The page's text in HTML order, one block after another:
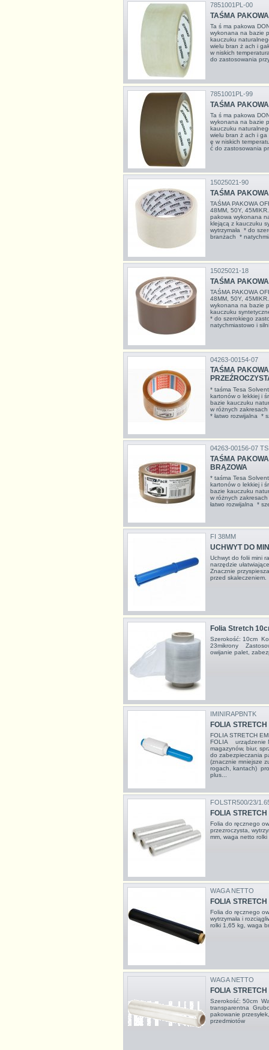
7851001PL-00
TAŚMA
Ta ś ma pakowa
wykonana na bazie
kauczuku
wielu bran ż ach i
w niskich
do zastosowania
7851001PL-99
TAŚMA
Ta ś ma pakowa
wykonana na bazie
kauczuku
wielu bran ż ach i
ę w niskich
ć do zastosowania
15025021-90
TAŚMA
TAŚMA PAKOWA
48MM, 50Y,
pakowa wykonana
klejącą z kauczuku
wytrzymała * do
branżach *
15025021-18
TAŚMA
TAŚMA PAKOWA
48MM, 50Y,
wykonana na bazie
kauczuku
* do szerokiego
natychmiastowo i
04263-00154-07
TAŚMA
* taśma Tesa
kartonów o lekkiej i
bazie kauczuku
w różnych
* łatwo rozwijalna *
04263-00156-07 TS
TAŚMA
BRĄZOWA
* taśma Tesa
kartonów o lekkiej i
bazie kauczuku
w różnych
łatwo rozwijalna *
FI 38MM
UCHWYT DO
Uchwyt do folii mini
narzędzie
Znacznie
przed
Folia Stretch
Szerokość: 10cm
23mikrony
owijanie palet,
IMINIRAPBNTK
FOLIA
FOLIA STRETCH
FOLIA urządzenie
magazynów, biur,
do zabezpieczania
(znacznie mniejsze
rogach, kantach)
plus...
FOLSTR500/23/
FOLIA
Folia do ręcznego
przezroczysta,
mm, waga netto
WAGA NETTO
FOLIA
Folia do ręcznego
wytrzymała i
rolki 1,65 kg, waga
WAGA NETTO
FOLIA
Szerokość: 50cm
transparentna
pakowanie
przedmiotów